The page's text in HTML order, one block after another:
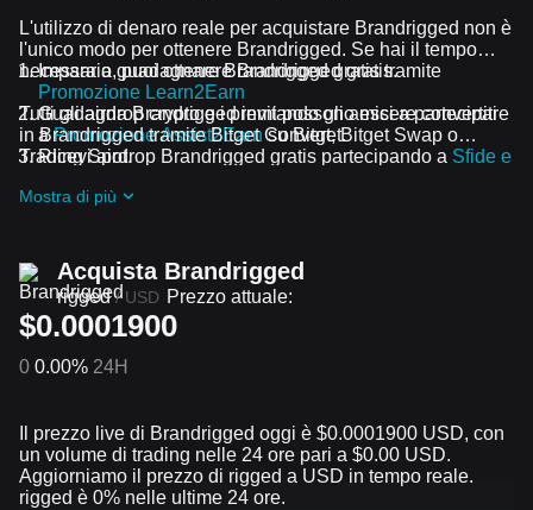
L'utilizzo di denaro reale per acquistare Brandrigged non è
l'unico modo per ottenere Brandrigged. Se hai il tempo
necessario, puoi ottenere Brandrigged gratis.
Impara a guadagnare Brandrigged gratis tramite
Promozione Learn2Earn
Guadagna Brandrigged invitando gli amici a partecipare
aPromozione Assist2Earnsu Bitget.
Ricevi airdrop Brandrigged gratis partecipando a Sfide e
Tutti gli airdrop crypto e i premi possono essere convertiti
in Brandrigged tramite Bitget Convert, Bitget Swap o
Trading Spot.
Mostra di più
Acquista Brandrigged
rigged /USD Prezzo attuale:
$0.0001900
0 0.00% 24H
Il prezzo live di Brandrigged oggi è $0.0001900 USD, con
un volume di trading nelle 24 ore pari a $0.00 USD.
Aggiorniamo il prezzo di rigged a USD in tempo reale.
rigged è 0% nelle ultime 24 ore.